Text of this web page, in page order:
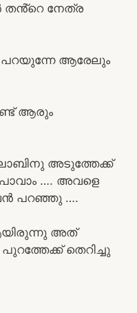
തൻ്റെ നേത്ര
പറയുന്നേ ആരേലും
ആരും
അടുത്തേക്ക്
…. അവളെ
പറഞ്ഞു ….
ആയിരുന്നു അത്
തെറിച്ചു